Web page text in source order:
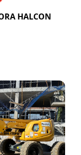
HALCON